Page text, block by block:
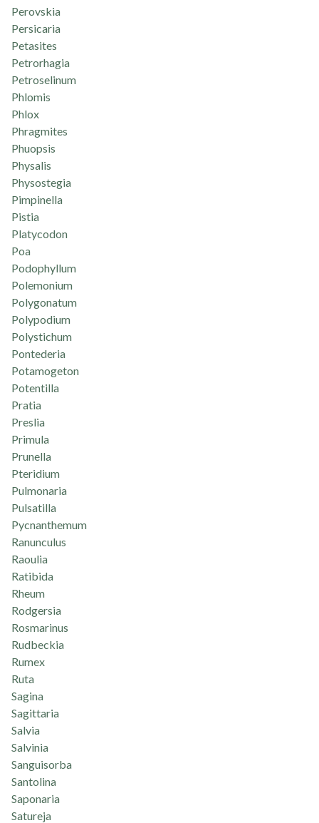
Perovskia
Persicaria
Petasites
Petrorhagia
Petroselinum
Phlomis
Phlox
Phragmites
Phuopsis
Physalis
Physostegia
Pimpinella
Pistia
Platycodon
Poa
Podophyllum
Polemonium
Polygonatum
Polypodium
Polystichum
Pontederia
Potamogeton
Potentilla
Pratia
Preslia
Primula
Prunella
Pteridium
Pulmonaria
Pulsatilla
Pycnanthemum
Ranunculus
Raoulia
Ratibida
Rheum
Rodgersia
Rosmarinus
Rudbeckia
Rumex
Ruta
Sagina
Sagittaria
Salvia
Salvinia
Sanguisorba
Santolina
Saponaria
Satureja